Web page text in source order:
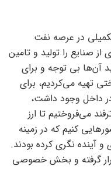
در عرصه نفت
صنایع را تولید و تامین
آن‌ها بی توجه و برای
تهیه می‌کردیم، برای
داخل وجود داشت،
می‌فروختیم تا ارز
کنیم که در زمینه
آینده نگری کرده بودند.
گرفته و بخش خصوصی